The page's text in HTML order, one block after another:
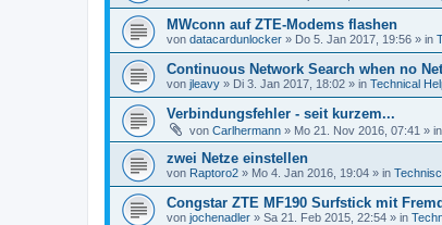
MWconn auf ZTE-Modems flashen
von datacardunlocker » Do 5. Jan 2017, 19:56 » in
Continuous Network Search when no
von jleavy » Di 3. Jan 2017, 18:02 » in Technical
Verbindungsfehler - seit kurzem...
von Carlhermann » Mo 21. Nov 2016, 07:41 » in
zwei Netze einstellen
von Raptoro2 » Mo 4. Jan 2016, 19:04 » in
Congstar ZTE MF190 Surfstick mit
von jochenadler » Sa 21. Feb 2015, 22:54 » in